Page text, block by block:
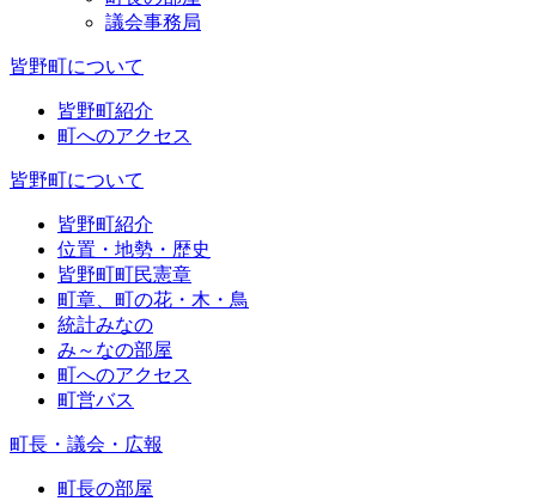
議会事務局
皆野町について
皆野町紹介
町へのアクセス
皆野町について
皆野町紹介
位置・地勢・歴史
皆野町町民憲章
町章、町の花・木・鳥
統計みなの
み～なの部屋
町へのアクセス
町営バス
町長・議会・広報
町長の部屋